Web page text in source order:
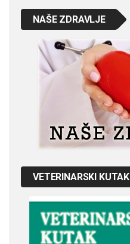
NAŠE ZDRAVLJE
VETERINARSKI KUTAK